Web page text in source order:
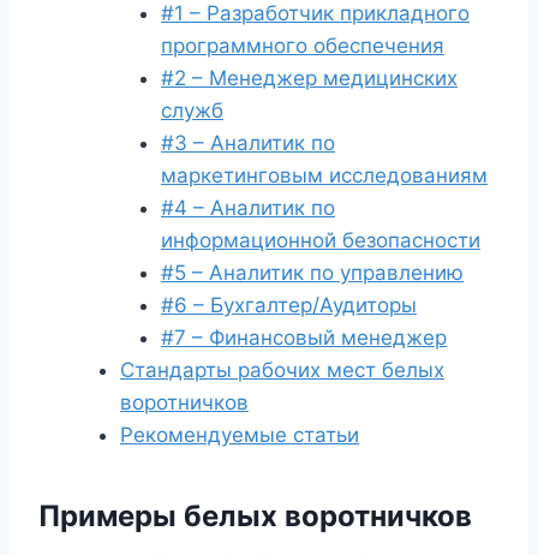
#1 – Разработчик прикладного
программного обеспечения
#2 – Менеджер медицинских
служб
#3 – Аналитик по
маркетинговым исследованиям
#4 – Аналитик по
информационной безопасности
#5 – Аналитик по управлению
#6 – Бухгалтер/Аудиторы
#7 – Финансовый менеджер
Стандарты рабочих мест белых
воротничков
Рекомендуемые статьи
Примеры белых воротничков